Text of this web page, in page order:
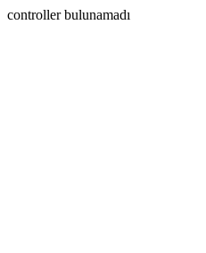
controller bulunamadı